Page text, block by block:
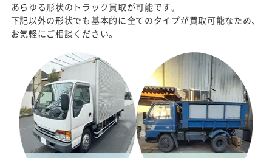
あらゆる形状のトラック買取が可能です。
下記以外の形状でも基本的に全てのタイプが買取可能なため、
お気軽にご相談ください。